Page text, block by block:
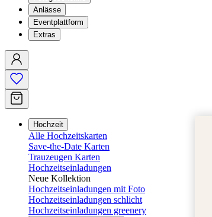
Anlässe
Eventplattform
Extras
Hochzeit
Alle Hochzeitskarten
Save-the-Date Karten
Trauzeugen Karten
Hochzeitseinladungen
Neue Kollektion
Hochzeitseinladungen mit Foto
Hochzeitseinladungen schlicht
Hochzeitseinladungen greenery